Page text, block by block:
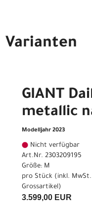
Varianten
GIANT
metallic
Modelljahr 2023
Nicht verfügbar
Art.Nr. 2303209195
Größe: M
pro Stück (inkl. MwSt.
Grossartikel)
3.599,00 EUR